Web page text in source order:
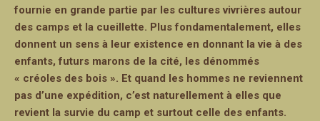
fournie en grande partie par les cultures vivrières autour
des camps et la cueillette. Plus fondamentalement, elles
donnent un sens à leur existence en donnant la vie à des
enfants, futurs marons de la cité, les dénommés
« créoles des bois ». Et quand les hommes ne reviennent
pas d’une expédition, c’est naturellement à elles que
revient la survie du camp et surtout celle des enfants.